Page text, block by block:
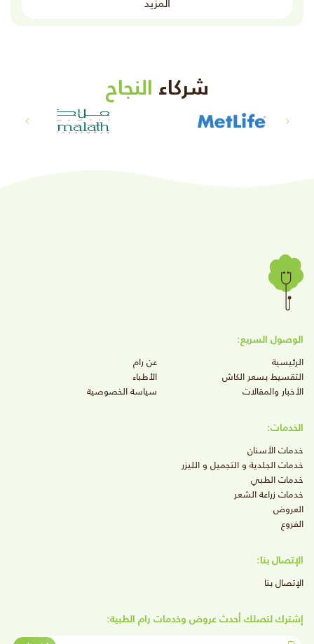
شركاء النجاح
الوصول السريع:
الرئيسية
عن رام
التقسيط بسعر الكاش
الأطباء
الأخبار والمقالات
سياسة الخصوصية
الخدمات:
خدمات الأسنان
خدمات الجلدية و التجميل و الليزر
خدمات الطبي
خدمات زراعة الشعر
العروض
الفروع
الإتصال بنا:
الإتصال بنا
إشترك لتصلك أحدث عروض وخدمات رام الطبية:
أدخل رقم الجوال